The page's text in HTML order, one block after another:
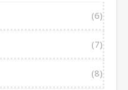
(6)
(7)
(8)